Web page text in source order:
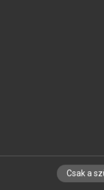
Csak a